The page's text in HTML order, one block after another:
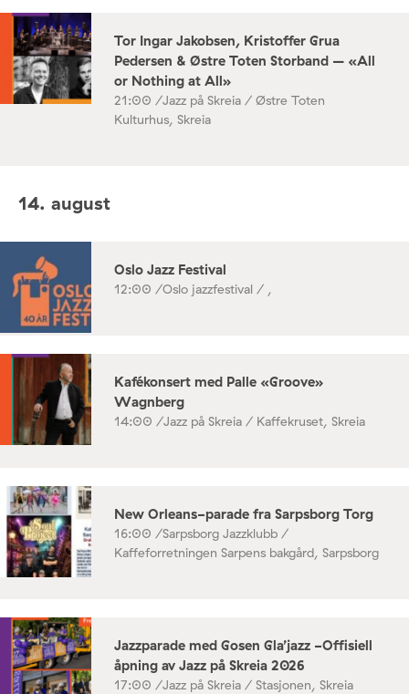
Tor Ingar Jakobsen, Kristoffer Grua
Pedersen & Østre Toten Storband – «All
or Nothing at All»
21:00 /Jazz på Skreia / Østre Toten
Kulturhus, Skreia
14. august
Oslo Jazz Festival
12:00 /Oslo jazzfestival / ,
Kafékonsert med Palle «Groove»
Wagnberg
14:00 /Jazz på Skreia / Kaffekruset, Skreia
New Orleans-parade fra Sarpsborg Torg
16:00 /Sarpsborg Jazzklubb /
Kaffeforretningen Sarpens bakgård, Sarpsborg
Jazzparade med Gosen Gla’jazz -Offisiell
åpning av Jazz på Skreia 2026
17:00 /Jazz på Skreia / Stasjonen, Skreia